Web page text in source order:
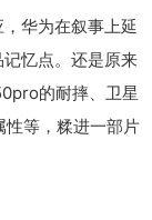
华为在叙事上延
忆点。还是原来
的耐摔、卫星
性等，糅进一部片